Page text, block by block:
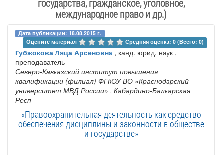
государства, гражданское, уголовное,
международное право и др.)
Дата публикации: 18.08.2015 г.
Оцените материал
Средняя оценка: 0 (Всего: 0)
Губжокова Ляца Арсеновна , канд. юрид. наук ,
преподаватель
Северо-Кавказский институт повышения
квалификации (филиал) ФГКОУ ВО «Краснодарский
университет МВД России» , Кабардино-Балкарская
Респ
«Правоохранительная деятельность как средство
обеспечения дисциплины и законности в обществе
и государстве»